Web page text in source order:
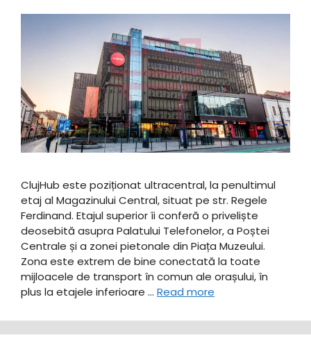
ClujHub este poziționat ultracentral, la penultimul
etaj al Magazinului Central, situat pe str. Regele
Ferdinand. Etajul superior îi conferă o priveliște
deosebită asupra Palatului Telefonelor, a Poștei
Centrale și a zonei pietonale din Piața Muzeului.
Zona este extrem de bine conectată la toate
mijloacele de transport în comun ale orașului, în
plus la etajele inferioare … Read more